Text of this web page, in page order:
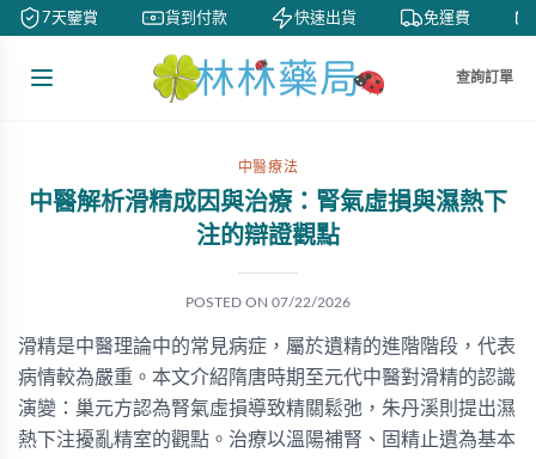
7天鑒賞 貨到付款 快速出貨 免運費
查詢訂單
中醫療法
中醫解析滑精成因與治療：腎氣虛損與濕熱下
注的辯證觀點
POSTED ON 07/22/2026
滑精是中醫理論中的常見病症，屬於遺精的進階階段，代表
病情較為嚴重。本文介紹隋唐時期至元代中醫對滑精的認識
演變：巢元方認為腎氣虛損導致精關鬆弛，朱丹溪則提出濕
熱下注擾亂精室的觀點。治療以溫陽補腎、固精止遺為基本